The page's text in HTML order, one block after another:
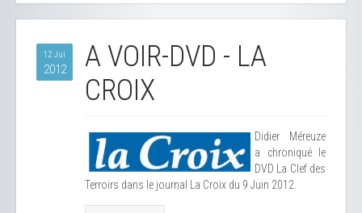
12 Jui
2012
A VOIR-DVD - LA
CROIX
Didier Méreuze
a chroniqué le
DVD La Clef des
Terroirs dans le journal La Croix du 9 Juin 2012.